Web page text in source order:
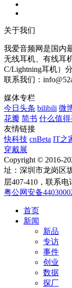
关于我们
我爱音频网是国内
无线耳机、有线耳
C/Lightning耳机）
联系我们：
媒体专栏
今日头条 bilibili 微
花瓣 简书 什么值得
友情链接
快科技 cnBeta IT之
穿戴展
Copyright © 2016-
址：深圳市龙岗区
层407-410，联系电
粤公网安备
首页
新闻
新品
专访
事件
创业
数据
探厂